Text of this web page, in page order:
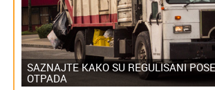
SAZNAJTE KAKO SU REGULISANI
OTPADA